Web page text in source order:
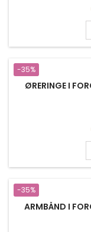
-35%
ØRERINGE I
-35%
ARMBÅND I